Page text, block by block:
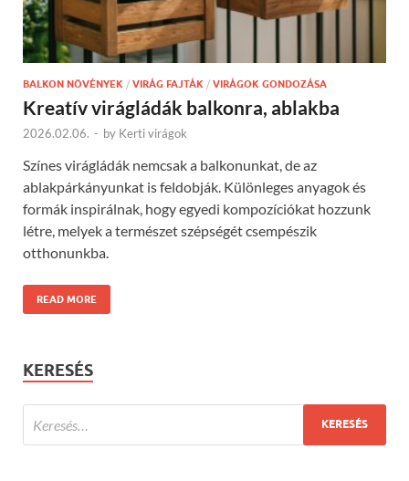
BALKON NÖVÉNYEK / VIRÁG FAJTÁK / VIRÁGOK GONDOZÁSA
Kreatív virágládák balkonra, ablakba
2026.02.06. - by Kerti virágok
Színes virágládák nemcsak a balkonunkat, de az
ablakpárkányunkat is feldobják. Különleges anyagok és
formák inspirálnak, hogy egyedi kompozíciókat hozzunk
létre, melyek a természet szépségét csempészik
otthonunkba.
READ MORE
KERESÉS